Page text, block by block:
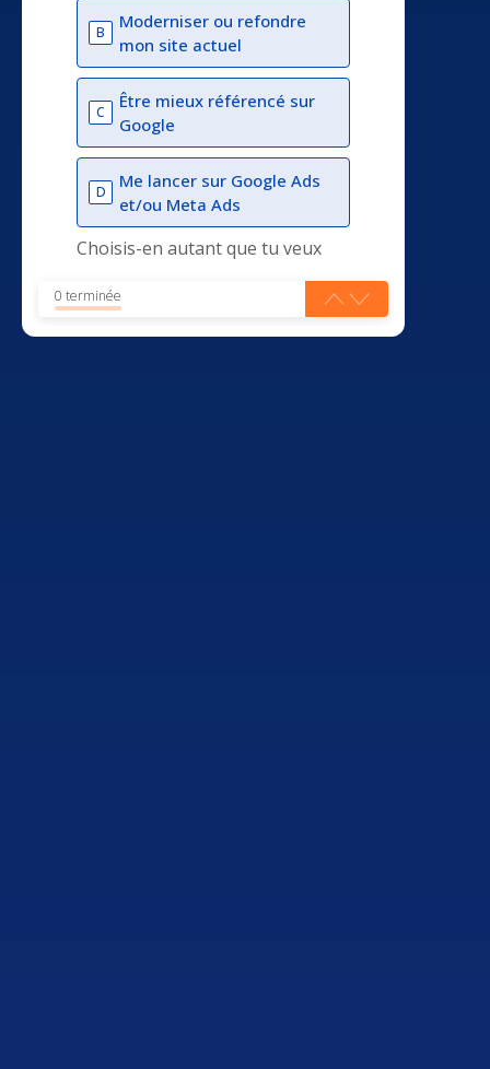
B
Moderniser ou refondre
mon site actuel
C
Être mieux référencé sur
Google
D
Me lancer sur Google Ads
et/ou Meta Ads
Choisis-en autant que tu veux
0 terminée